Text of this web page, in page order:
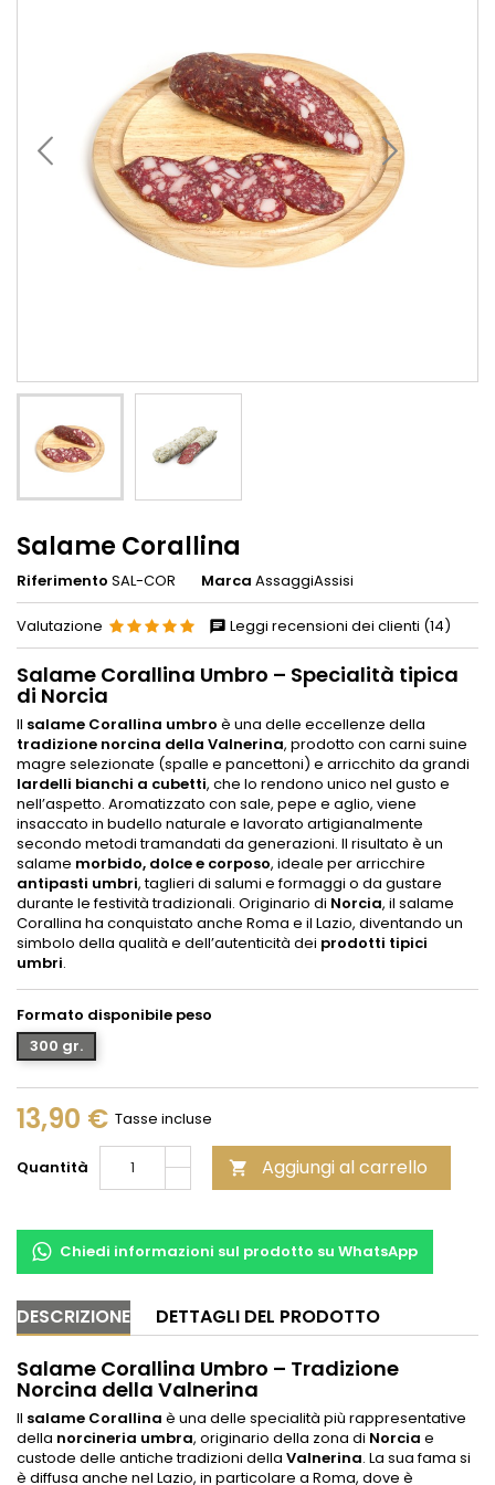
Salame Corallina
Riferimento SAL-COR Marca AssaggiAssisi
Valutazione Leggi recensioni dei clienti (14)
Salame Corallina Umbro – Specialità tipica
di Norcia
Il salame Corallina umbro è una delle eccellenze della
tradizione norcina della Valnerina, prodotto con carni suine
magre selezionate (spalle e pancettoni) e arricchito da grandi
lardelli bianchi a cubetti, che lo rendono unico nel gusto e
nell’aspetto. Aromatizzato con sale, pepe e aglio, viene
insaccato in budello naturale e lavorato artigianalmente
secondo metodi tramandati da generazioni. Il risultato è un
salame morbido, dolce e corposo, ideale per arricchire
antipasti umbri, taglieri di salumi e formaggi o da gustare
durante le festività tradizionali. Originario di Norcia, il salame
Corallina ha conquistato anche Roma e il Lazio, diventando un
simbolo della qualità e dell’autenticità dei prodotti tipici
umbri.
Formato disponibile peso
300 gr.
13,90 € Tasse incluse
Quantità  Aggiungi al carrello
Chiedi informazioni sul prodotto su WhatsApp
DESCRIZIONE DETTAGLI DEL PRODOTTO
Salame Corallina Umbro – Tradizione
Norcina della Valnerina
Il salame Corallina è una delle specialità più rappresentative
della norcineria umbra, originario della zona di Norcia e
custode delle antiche tradizioni della Valnerina. La sua fama si
è diffusa anche nel Lazio, in particolare a Roma, dove è